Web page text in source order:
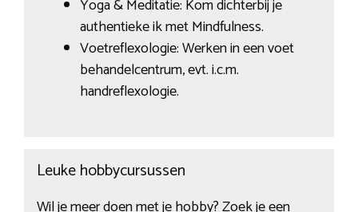
Yoga & Meditatie: Kom dichterbij je
authentieke ik met Mindfulness.
Voetreflexologie: Werken in een voet
behandelcentrum, evt. i.c.m.
handreflexologie.
Leuke hobbycursussen
Wil je meer doen met je hobby? Zoek je een